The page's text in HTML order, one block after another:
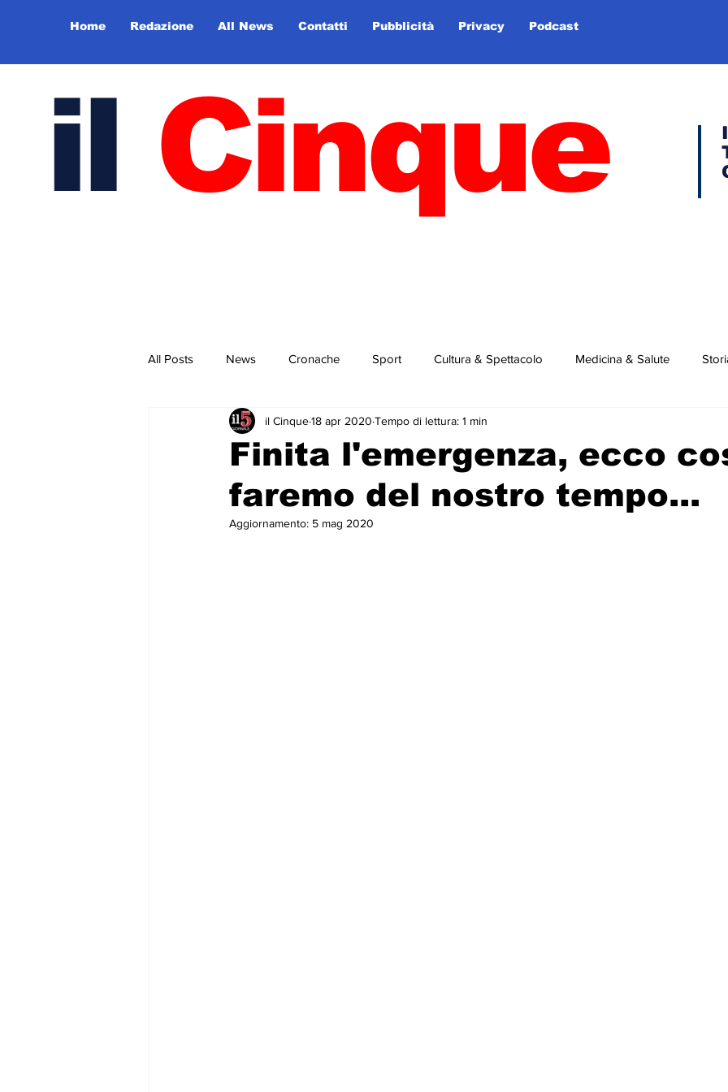
Home Redazione All News Contatti Pubblicità Privacy Podcast
il Cinque
All Posts News Cronache Sport Cultura & Spettacolo Medicina & Salute
Rubriche & Curiosità Sport in primo piano
Finita l'emergenza, ecco
faremo del nostro tempo...
il Cinque18 apr 2020 Tempo di lettura: 1 min
Aggiornamento: 5 mag 2020